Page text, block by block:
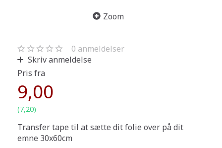
Zoom
0 anmeldelser
Skriv anmeldelse
Pris fra
9,00
(7,20)
Transfer tape til at sætte dit folie over på dit
emne 30x60cm